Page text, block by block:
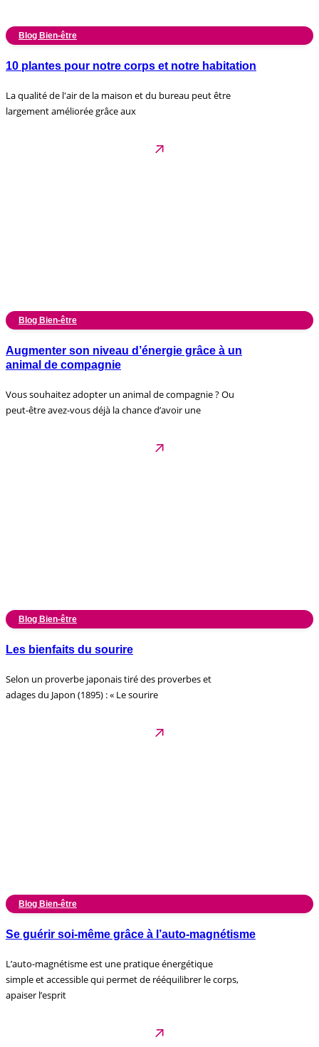
Blog Bien-être
10 plantes pour notre corps et notre habitation
La qualité de l'air de la maison et du bureau peut être
largement améliorée grâce aux
Blog Bien-être
Augmenter son niveau d’énergie grâce à un
animal de compagnie
Vous souhaitez adopter un animal de compagnie ? Ou
peut-être avez-vous déjà la chance d’avoir une
Blog Bien-être
Les bienfaits du sourire
Selon un proverbe japonais tiré des proverbes et
adages du Japon (1895) : « Le sourire
Blog Bien-être
Se guérir soi-même grâce à l’auto-magnétisme
L’auto-magnétisme est une pratique énergétique
simple et accessible qui permet de rééquilibrer le corps,
apaiser l’esprit